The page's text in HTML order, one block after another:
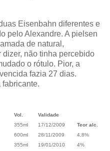
Eisenbahn diferentes e
pelo Alexandre. A pielsen
de natural,
não tinha percebido
o rótulo. Pior, a
fazia 27 dias.
Vol.
355ml
600ml
355ml
Validade
17/12/2009
28/11/2009
19/01/2010
Teor alc.
4,8%
4%